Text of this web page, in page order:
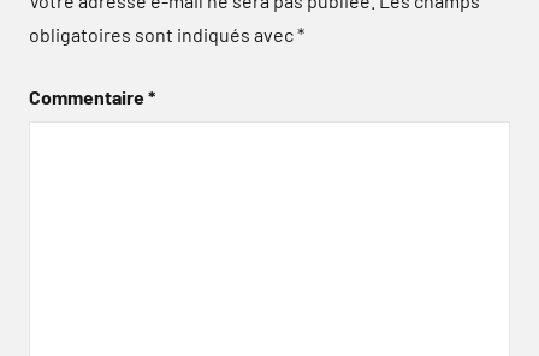
obligatoires sont indiqués avec*
Commentaire*